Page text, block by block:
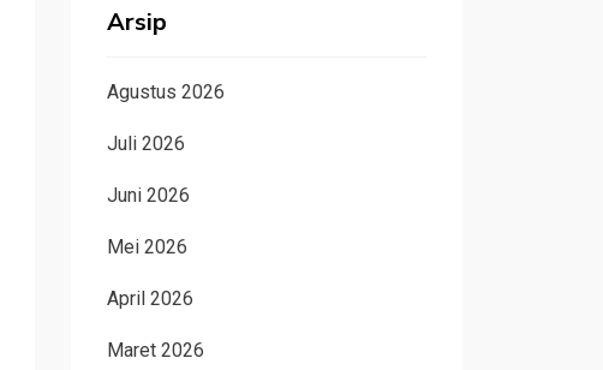
Arsip
Agustus 2026
Juli 2026
Juni 2026
Mei 2026
April 2026
Maret 2026